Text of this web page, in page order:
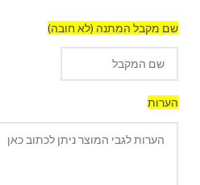
שם מקבל המתנה (לא חובה)
הערות